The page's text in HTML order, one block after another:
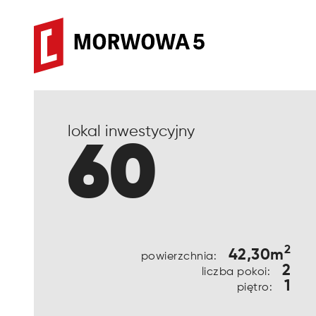
lokal inwestycyjny
60
powierzchnia: 42,30m2
liczba pokoi: 2
piętro: 1